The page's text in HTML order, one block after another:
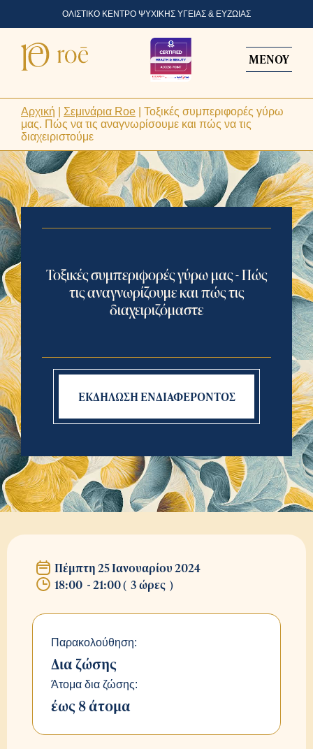
ΟΛΙΣΤΙΚΟ ΚΕΝΤΡΟ ΨΥΧΙΚΗΣ ΥΓΕΙΑΣ & ΕΥΖΩΙΑΣ
ΜΕΝΟΥ
Αρχική Σεμινάρια Roe
Τοξικές συμπεριφορές γύρω
μας. Πώς να τις αναγνωρίσουμε και πώς να τις
διαχειριστούμε
Τοξικές συμπεριφορές γύρω μας - Πώς
τις αναγνωρίζουμε και πώς τις
διαχειριζόμαστε
ΕΚΔΗΛΩΣΗ ΕΝΔΙΑΦΕΡΟΝΤΟΣ
Πέμπτη 25 Ιανουαρίου 2024
18:00 -21:00( 3 ώρες )
Παρακολούθηση:
Δια ζώσης
Άτομα δια ζώσης:
έως 8 άτομα